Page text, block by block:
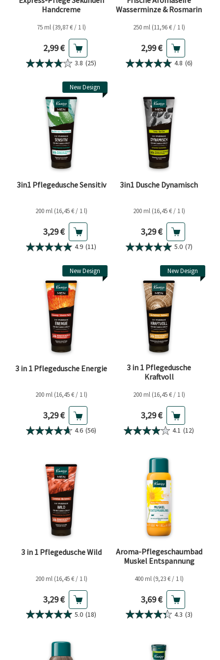
Handcreme
75 ml (39,87 € / 1 l)
Aktueller Preis
2,99 €
3.8 (25)
Wasserminze & Rosmarin
250 ml (11,96 € / 1 l)
Aktueller Preis
2,99 €
4.8 (6)
New Design
3in1 Pflegedusche Sensitiv
200 ml (16,45 € / 1 l)
Aktueller Preis
3,29 €
4.9 (11)
3in1 Dusche Dynamisch
200 ml (16,45 € / 1 l)
Aktueller Preis
3,29 €
5.0 (7)
New Design
3 in 1 Pflegedusche Energie
200 ml (16,45 € / 1 l)
Aktueller Preis
3,29 €
4.6 (56)
New Design
3 in 1 Pflegedusche
Kraftvoll
200 ml (16,45 € / 1 l)
Aktueller Preis
3,29 €
4.1 (12)
3 in 1 Pflegedusche Wild
200 ml (16,45 € / 1 l)
Aktueller Preis
3,29 €
5.0 (18)
Aroma-Pflegeschaumbad
Muskel Entspannung
400 ml (9,23 € / 1 l)
Aktueller Preis
3,69 €
4.3 (3)